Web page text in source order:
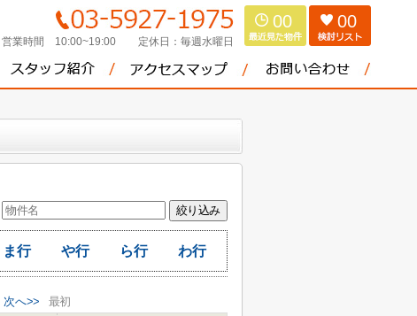
営業時間 10:00~19:00 定休日： 毎週水曜日
00 00
ま行 や行 ら行 わ行
次へ>> 最初